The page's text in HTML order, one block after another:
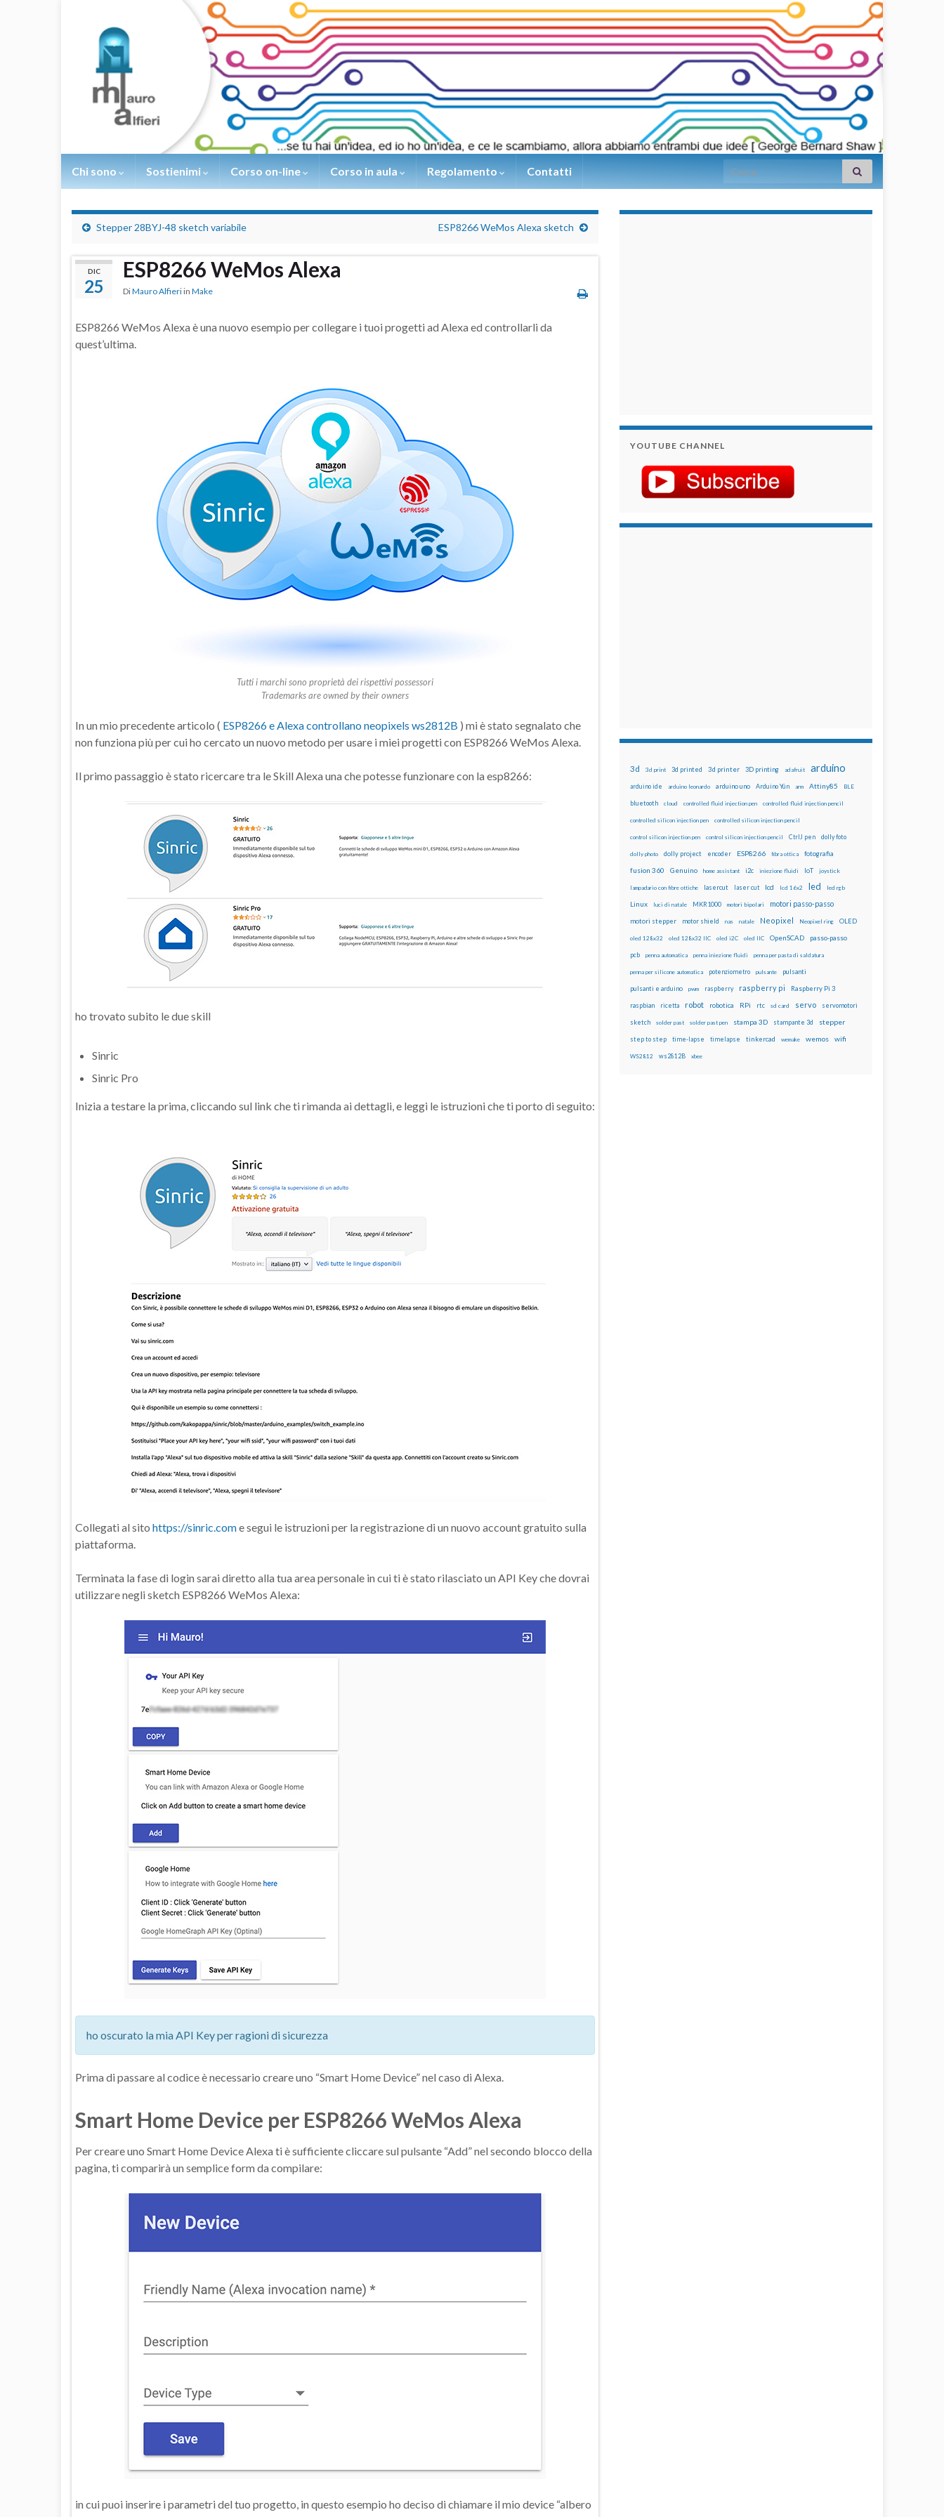
Chi sono Sostienimi Corso on-line Corso in aula Regolamento Contatti Search for:
Stepper 28BYJ-48 sketch variabile ESP8266 WeMos Alexa sketch
DIC
25
ESP8266 WeMos Alexa
DiMauro Alfieri in Make
ESP8266 WeMos Alexa è una nuovo esempio per collegare i tuoi progetti ad Alexa ed controllarli da
quest’ultima.
Tutti i marchi sono proprietà dei rispettivi possessori
Trademarks are owned by their owners
In un mio precedente articolo ( ESP8266 e Alexa controllano neopixels ws2812B ) mi è stato segnalato che
non funziona più per cui ho cercato un nuovo metodo per usare i miei progetti con ESP8266 WeMos Alexa.
Il primo passaggio è stato ricercare tra le Skill Alexa una che potesse funzionare con la esp8266:
ho trovato subito le due skill
Sinric
Sinric Pro
Inizia a testare la prima, cliccando sul link che ti rimanda ai dettagli, e leggi le istruzioni che ti porto di seguito:
Collegati al sito https://sinric.come segui le istruzioni per la registrazione di un nuovo account gratuito sulla
piattaforma.
Terminata la fase di login sarai diretto alla tua area personale in cui ti è stato rilasciato un API Key che dovrai
utilizzare negli sketch ESP8266 WeMos Alexa:
ho oscurato la mia API Key per ragioni di sicurezza
Prima di passare al codice è necessario creare uno “Smart Home Device” nel caso di Alexa.
Smart Home Device per ESP8266 WeMos Alexa
Per creare uno Smart Home Device Alexa ti è sufficiente cliccare sul pulsante “Add” nel secondo blocco della
pagina, ti comparirà un semplice form da compilare:
in cui puoi inserire i parametri del tuo progetto, in questo esempio ho deciso di chiamare il mio device “albero
YOUTUBE CHANNEL
3d 3d print 3d printed 3d printer 3D printing adafruit arduino
arduino ide arduino leonardo arduino uno Arduino Yún arm Attiny85 BLE
bluetooth cloud controlled fluid injection pen controlled fluid injection pencil
controlled silicon injection pen controlled silicon injection pencil
control silicon injection pen control silicon injection pencil CtrlJ pen dolly foto
dolly photo dolly project encoder ESP8266 fibra ottica fotografia
fusion 360 Genuino home assistant i2c iniezione fluidi IoT joystick
lampadario con fibre ottiche lasercut laser cut lcd lcd 16x2 led led rgb
Linux luci di natale MKR1000 motori bipolari motori passo-passo
motori stepper motor shield nas natale Neopixel Neopixel ring OLED
oled 128x32 oled 128x32 IIC oled i2C oled IIC OpenSCAD passo-passo
pcb penna automatica penna iniezione fluidi penna per pasta di saldatura
penna per silicone automatica potenziometro pulsante pulsanti
pulsanti e arduino pwm raspberry raspberry pi Raspberry Pi 3
raspbian ricetta robot robotica RPi rtc sd card servo servomotori
sketch solder past solder past pen stampa 3D stampante 3d stepper
step to step time-lapse timelapse tinkercad wemake wemos wifi
WS2812 ws2812B xbee